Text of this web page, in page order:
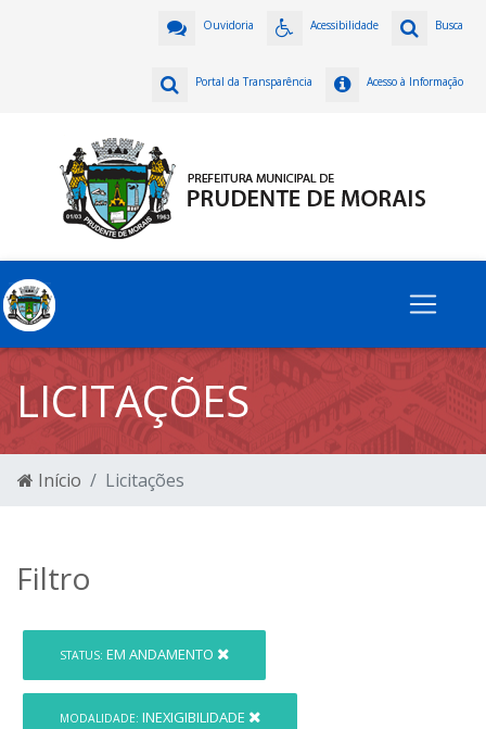
Busca
Acessibilidade
Ouvidoria
Acesso à Informação
Portal da Transparência
LICITAÇÕES
Início Licitações
Filtro
STATUS: EM ANDAMENTO
MODALIDADE: INEXIGIBILIDADE